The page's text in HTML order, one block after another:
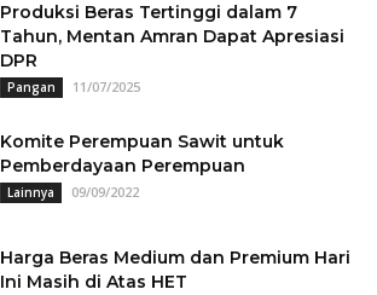
Produksi Beras Tertinggi dalam 7
Tahun, Mentan Amran Dapat Apresiasi
DPR
Pangan 11/07/2025
Komite Perempuan Sawit untuk
Pemberdayaan Perempuan
Lainnya 09/09/2022
Harga Beras Medium dan Premium Hari
Ini Masih di Atas HET